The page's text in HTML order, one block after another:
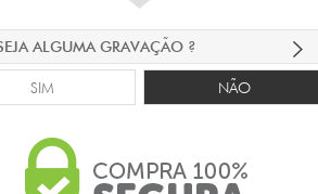
ALGUMA GRAVAÇÃO ?
SIM NÃO